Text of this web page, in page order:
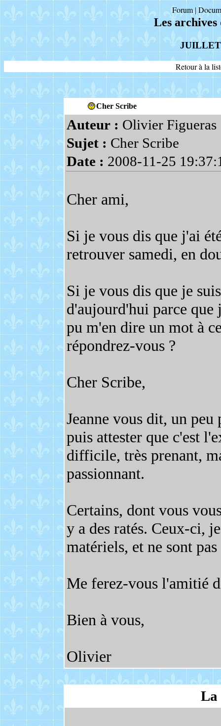
Forum|
Les
JUILLET
Retour à la
Cher Scribe
Auteur : Olivier Figueras
Sujet : Cher Scribe
Date : 2008-11-25
Cher ami,
Si je vous dis que j'ai
retrouver samedi, en
Si je vous dis que je
d'aujourd'hui parce que
pu m'en dire un mot à
répondrez-vous ?
Cher Scribe,
Jeanne vous dit, un
puis attester que c'est
difficile, très prenant,
passionnant.
Certains, dont vous
y a des ratés. Ceux-ci,
matériels, et ne sont
Me ferez-vous l'amitié
Bien à vous,
Olivier
La